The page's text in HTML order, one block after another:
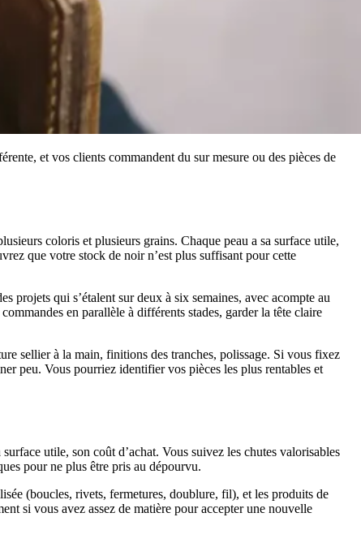
et vos clients commandent du sur mesure ou des pièces de
coloris et plusieurs grains. Chaque peau a sa surface utile,
que votre stock de noir n’est plus suffisant pour cette
projets qui s’étalent sur deux à six semaines, avec acompte au
en parallèle à différents stades, garder la tête claire
sellier à la main, finitions des tranches, polissage. Si vous fixez
peu. Vous pourriez identifier vos pièces les plus rentables et
utile, son coût d’achat. Vous suivez les chutes valorisables
pour ne plus être pris au dépourvu.
(boucles, rivets, fermetures, doublure, fil), et les produits de
si vous avez assez de matière pour accepter une nouvelle